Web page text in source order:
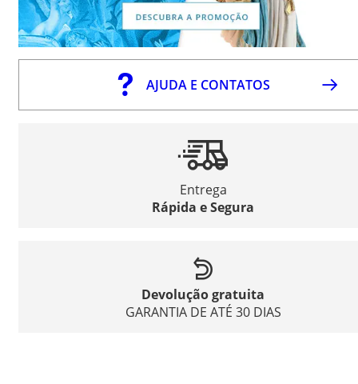
AJUDA E CONTATOS
Entrega
Rápida e Segura
Devolução gratuita
GARANTIA DE ATÉ 30 DIAS